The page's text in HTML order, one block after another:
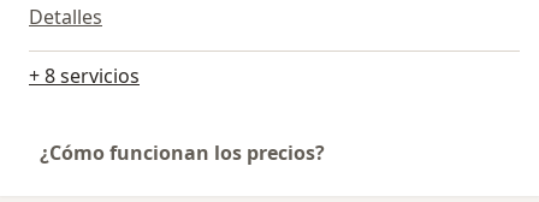
Detalles
+ 8 servicios
¿Cómo funcionan los precios?